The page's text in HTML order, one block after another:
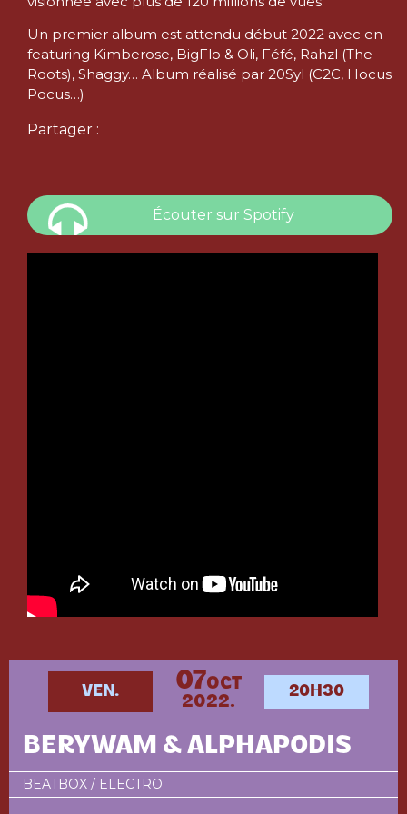
Un premier album est attendu début 2022 avec en
featuring Kimberose, BigFlo & Oli, Féfé, Rahzl (The
Roots), Shaggy… Album réalisé par 20Syl (C2C, Hocus
Pocus…)
Partager :
Écouter sur Spotify
VEN. 07OCT
2022.
20H30
BERYWAM & ALPHAPODIS
BEATBOX / ELECTRO